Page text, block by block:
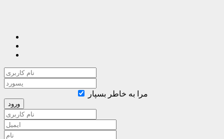
مرا به خاطر بسپار